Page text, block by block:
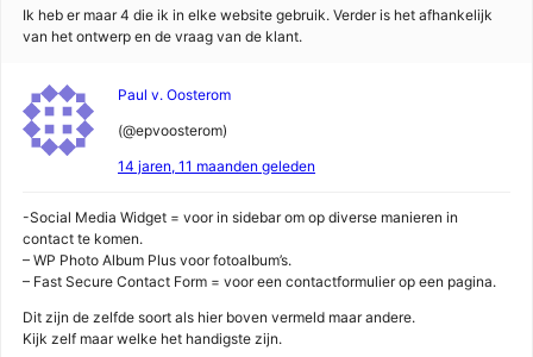
Ik heb er maar 4 die ik in elke website gebruik. Verder is het afhankelijk
van het ontwerp en de vraag van de klant.
Paul v. Oosterom
(@epvoosterom)
14 jaren, 11 maanden geleden
-Social Media Widget = voor in sidebar om op diverse manieren in
contact te komen.
– WP Photo Album Plus voor fotoalbum’s.
– Fast Secure Contact Form = voor een contactformulier op een pagina.
Dit zijn de zelfde soort als hier boven vermeld maar andere.
Kijk zelf maar welke het handigste zijn.